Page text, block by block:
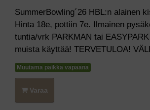
SummerBowling´26 HBL:n alainen
Hinta 18e, pottiin 7e. Ilmainen
tuntia/vrk PARKMAN tai
muista käyttää! TERVETULOA!
Muutama paikka vapaana
Varaa